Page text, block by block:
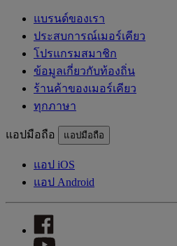
แบรนด์ของเรา
ประสบการณ์เมอร์เคียว
โปรแกรมสมาชิก
ข้อมูลเกี่ยวกับท้องถิ่น
ร้านค้าของเมอร์เคียว
ทุกภาษา
แอปมือถือ แอปมือถือ
แอป iOS
แอป Android